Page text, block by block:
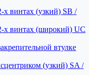
винтах (узкий) SB /
х винтах (широкий) UC
втулке
(узкий) SA /